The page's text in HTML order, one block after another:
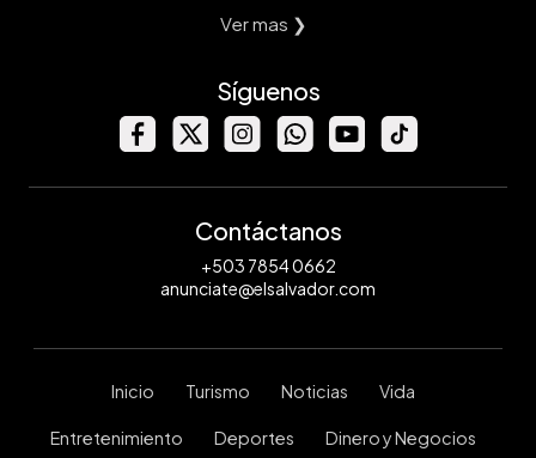
Ver mas ❯
Síguenos
Contáctanos
+503 7854 0662
anunciate@elsalvador.com
Inicio Turismo Noticias Vida
Entretenimiento Deportes Dinero y Negocios